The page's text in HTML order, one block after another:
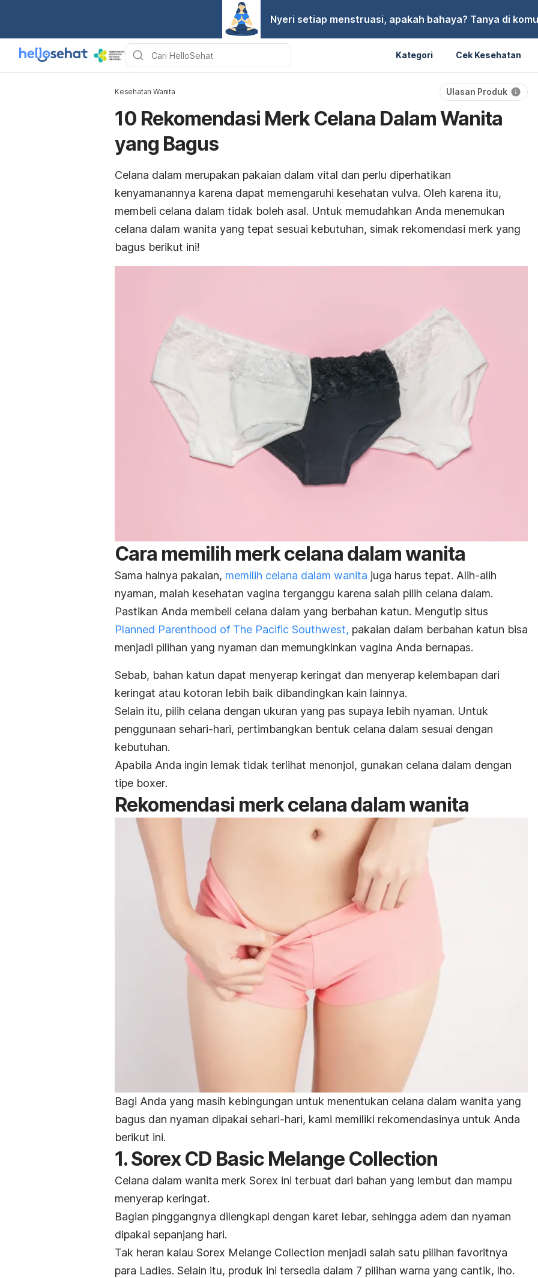
Nyeri setiap menstruasi, apakah bahaya? Tanya di
Kategori Cek Kesehatan
Kesehatan Wanita Ulasan Produk
10 Rekomendasi Merk Celana Dalam Wanita
yang Bagus
Celana dalam merupakan pakaian dalam vital dan perlu diperhatikan
kenyamanannya karena dapat memengaruhi kesehatan vulva. Oleh karena itu,
membeli celana dalam tidak boleh asal. Untuk memudahkan Anda menemukan
celana dalam wanita yang tepat sesuai kebutuhan, simak rekomendasi merk yang
bagus berikut ini!
Cara memilih merk celana dalam wanita
Sama halnya pakaian, memilih celana dalam wanita juga harus tepat. Alih-alih
nyaman, malah kesehatan vagina terganggu karena salah pilih celana dalam.
Pastikan Anda membeli celana dalam yang berbahan katun. Mengutip situs
Planned Parenthood of The Pacific Southwest, pakaian dalam berbahan katun bisa
menjadi pilihan yang nyaman dan memungkinkan vagina Anda bernapas.
Sebab, bahan katun dapat menyerap keringat dan menyerap kelembapan dari
keringat atau kotoran lebih baik dibandingkan kain lainnya.
Selain itu, pilih celana dengan ukuran yang pas supaya lebih nyaman. Untuk
penggunaan sehari-hari, pertimbangkan bentuk celana dalam sesuai dengan
kebutuhan.
Apabila Anda ingin lemak tidak terlihat menonjol, gunakan celana dalam dengan
tipe boxer.
Rekomendasi merkcelana dalam wanita
Bagi Anda yang masih kebingungan untuk menentukan celana dalam wanita yang
bagus dan nyaman dipakai sehari-hari, kami memiliki rekomendasinya untuk Anda
berikut ini.
1. Sorex CD Basic Melange Collection
Celana dalam wanita merk Sorex ini terbuat dari bahan yang lembut dan mampu
menyerap keringat.
Bagian pinggangnya dilengkapi dengan karet lebar, sehingga adem dan nyaman
dipakai sepanjang hari.
Tak heran kalau Sorex Melange Collection menjadi salah satu pilihan favoritnya
para Ladies. Selain itu, produk ini tersedia dalam 7 pilihan warna yang cantik, lho.